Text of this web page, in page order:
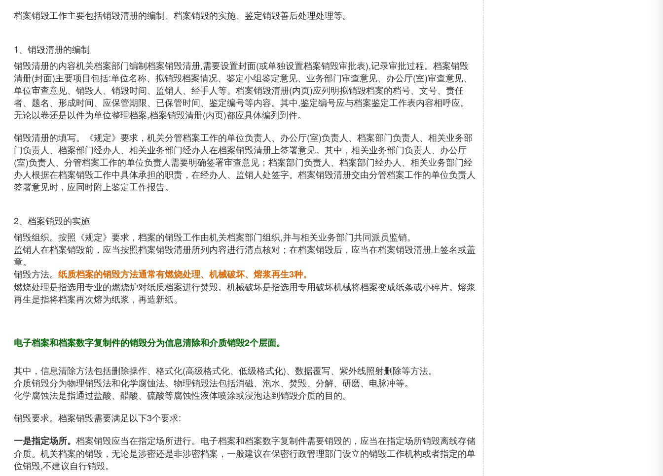
档案销毁工作主要包括销毁清册的编制、档案销毁的实施、鉴定销毁善后处理处理等。
1、销毁清册的编制
销毁清册的内容机关档案部门编制档案销毁清册,需要设置封面(或单独设置档案销毁审批表),记录审批过程。档案销毁
清册(封面)主要项目包括:单位名称、拟销毁档案情况、鉴定小组鉴定意见、业务部门审查意见、办公厅(室)审查意见、
单位审查意见、销毁人、销毁时间、监销人、经手人等。档案销毁清册(内页)应列明拟销毁档案的档号、文号、责任
者、题名、形成时间、应保管期限、已保管时间、鉴定编号等内容。其中,鉴定编号应与档案鉴定工作表内容相呼应。
无论以卷还是以件为单位整理档案,档案销毁清册(内页)都应具体编列到件。
销毁清册的填写。《规定》要求，机关分管档案工作的单位负责人、办公厅(室)负责人、档案部门负责人、相关业务部
门负责人、档案部门经办人、相关业务部门经办人在档案销毁清册上签署意见。其中，相关业务部门负责人、办公厅
(室)负责人、分管档案工作的单位负责人需要明确签署审查意见；档案部门负责人、档案部门经办人、相关业务部门经
办人根据在档案销毁工作中具体承担的职责，在经办人、监销人处签字。档案销毁清册交由分管档案工作的单位负责人
签署意见时，应同时附上鉴定工作报告。
2、档案销毁的实施
销毁组织。按照《规定》要求，档案的销毁工作由机关档案部门组织,并与相关业务部门共同派员监销。
监销人在档案销毁前，应当按照档案销毁清册所列内容进行清点核对；在档案销毁后，应当在档案销毁清册上签名或盖
章。
销毁方法。 纸质档案的销毁方法通常有燃烧处理、机械破坏、熔浆再生3种。
燃烧处理是指选用专业的燃烧炉对纸质档案进行焚毁。机械破坏是指选用专用破坏机械将档案变成纸条或小碎片。熔浆
再生是指将档案再次熔为纸浆，再造新纸。
电子档案和档案数字复制件的销毁分为信息清除和介质销毁2个层面。
其中，信息清除方法包括删除操作、格式化(高级格式化、低级格式化)、数据覆写、紫外线照射删除等方法。
介质销毁分为物理销毁法和化学腐蚀法。物理销毁法包括消磁、泡水、焚毁、分解、研磨、电脉冲等。
化学腐蚀法是指通过盐酸、醋酸、硫酸等腐蚀性液体喷涂或浸泡达到销毁介质的目的。
销毁要求。档案销毁需要满足以下3个要求:
一是指定场所。 档案销毁应当在指定场所进行。电子档案和档案数字复制件需要销毁的，应当在指定场所销毁离线存储
介质。机关档案的销毁，无论是涉密还是非涉密档案，一般建议在保密行政管理部门设立的销毁工作机构或者指定的单
位销毁,不建议自行销毁。